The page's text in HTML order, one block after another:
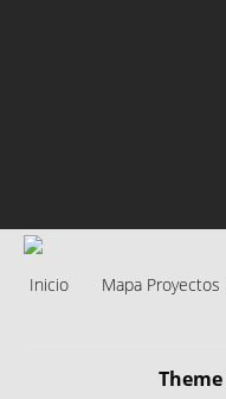
Inicio Mapa Proyectos